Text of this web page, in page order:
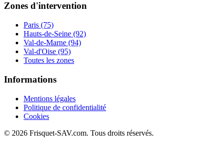
Zones d'intervention
Paris (75)
Hauts-de-Seine (92)
Val-de-Marne (94)
Val-d'Oise (95)
Toutes les zones
Informations
Mentions légales
Politique de confidentialité
Cookies
© 2026 Frisquet-SAV.com. Tous droits réservés.